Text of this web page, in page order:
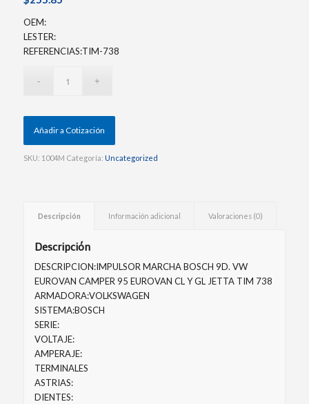
OEM:
LESTER:
REFERENCIAS:TIM-738
Añadir a Cotización
SKU: 1004M Categoría: Uncategorized
Descripción Información adicional Valoraciones (0)
Descripción
DESCRIPCION:IMPULSOR MARCHA BOSCH 9D. VW
EUROVAN CAMPER 95 EUROVAN CL Y GL JETTA TIM 738
ARMADORA:VOLKSWAGEN
SISTEMA:BOSCH
SERIE:
VOLTAJE:
AMPERAJE:
TERMINALES
ASTRIAS:
DIENTES: